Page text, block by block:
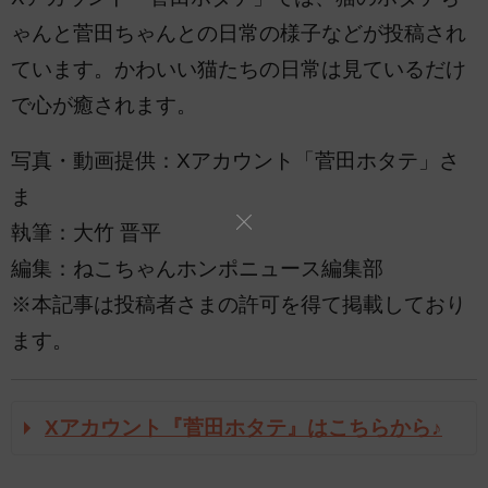
ゃんと菅田ちゃんとの日常の様子などが投稿され
ています。かわいい猫たちの日常は見ているだけ
で心が癒されます。
写真・動画提供：Xアカウント「菅田ホタテ」さ
ま
執筆：大竹 晋平
編集：ねこちゃんホンポニュース編集部
※本記事は投稿者さまの許可を得て掲載しており
ます。
Xアカウント『菅田ホタテ』はこちらから♪